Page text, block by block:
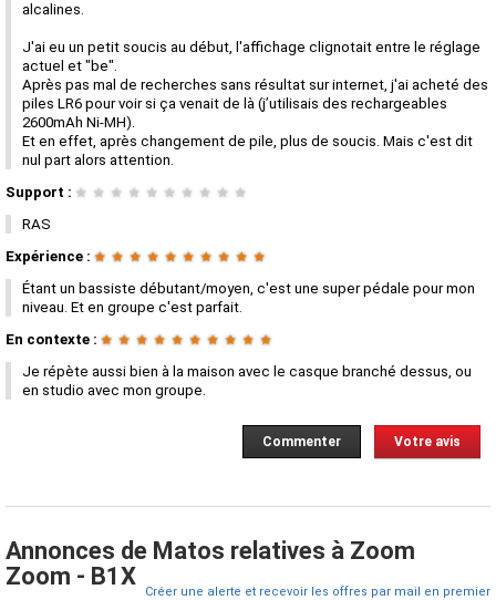
alcalines.
J'ai eu un petit soucis au début, l'affichage clignotait entre le réglage
actuel et "be".
Après pas mal de recherches sans résultat sur internet, j'ai acheté des
piles LR6 pour voir si ça venait de là (j’utilisais des rechargeables
2600mAh Ni-MH).
Et en effet, après changement de pile, plus de soucis. Mais c'est dit
nul part alors attention.
Support : ★ ★ ★ ★ ★ ★ ★ ★ ★ ★
RAS
Expérience : ★ ★ ★ ★ ★ ★ ★ ★ ★ ★
Étant un bassiste débutant/moyen, c'est une super pédale pour mon
niveau. Et en groupe c'est parfait.
En contexte : ★ ★ ★ ★ ★ ★ ★ ★ ★ ★
Je répète aussi bien à la maison avec le casque branché dessus, ou
en studio avec mon groupe.
Commenter Votre avis
Annonces de Matos relatives à Zoom
Zoom - B1X
Créer une alerte et recevoir les offres par mail en premier